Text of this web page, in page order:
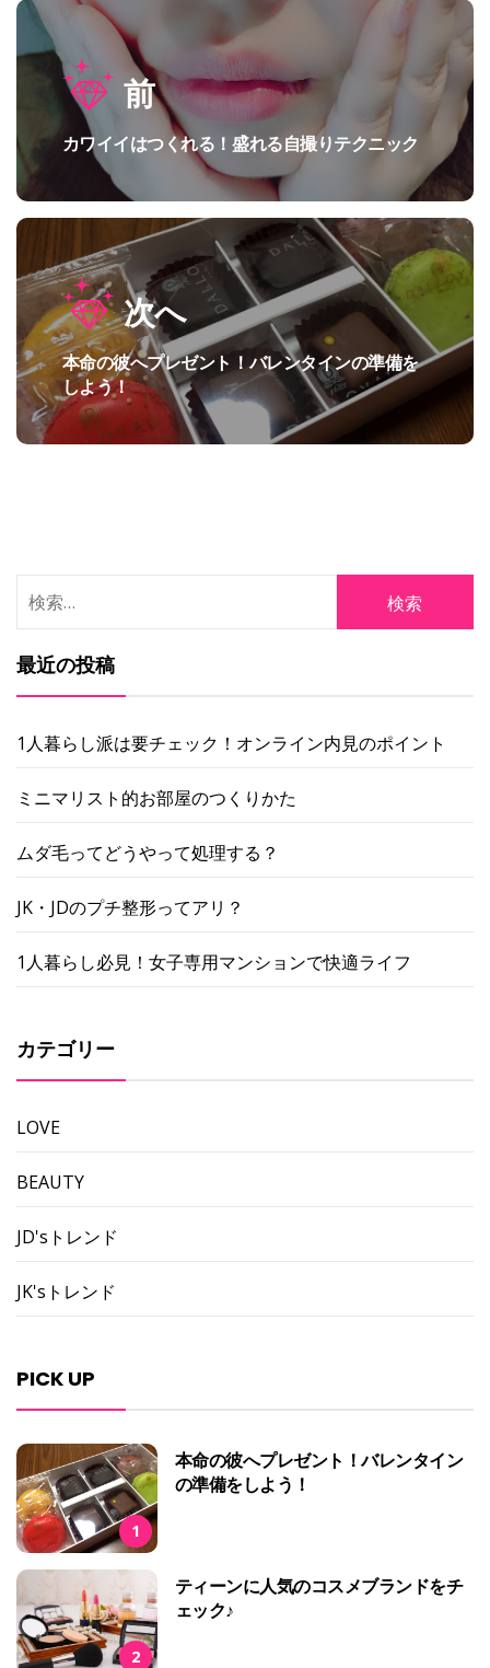
投
ナ
ビ
ゲ
ー
シ
ョ
ン
前
過
の
投
カワイイはつくれる！盛れる自撮りテクニック
次へ
次
の
投
稿:
本命の彼へプレゼント！バレンタインの準備を
しよう！
索:
最近の投稿
1人暮らし派は要チェック！オンライン内見のポイント
ミニマリスト的お部屋のつくりかた
ムダ毛ってどうやって処理する？
JK・JDのプチ整形ってアリ？
1人暮らし必見！女子専用マンションで快適ライフ
カテゴリー
LOVE
BEAUTY
JD'sトレンド
JK'sトレンド
PICK UP
1
本命の彼へプレゼント！バレンタイン
の準備をしよう！
2
ティーンに人気のコスメブランドをチ
ェック♪